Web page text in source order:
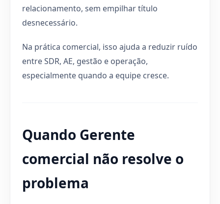
relacionamento, sem empilhar título
desnecessário.
Na prática comercial, isso ajuda a reduzir ruído
entre SDR, AE, gestão e operação,
especialmente quando a equipe cresce.
Quando Gerente
comercial não resolve o
problema